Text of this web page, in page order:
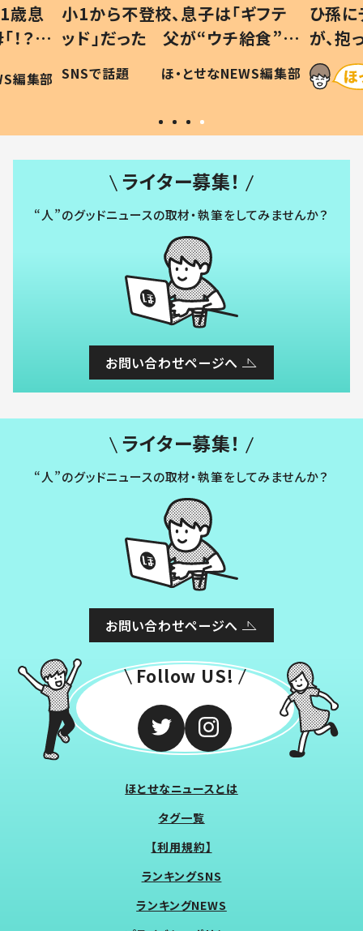
歳息
？」
編集部
小1から不登校、息子は「ギフテ
ッド」だった 父が“ウチ給食”を
作り続ける理由とは #令和の親
#令和の子
SNSで話題 ほ・とせなNEWS編集部
ひ孫
が、
「涙が
い」
ライター募集！
“人”のグッドニュースの取材・執筆をしてみませんか？
お問い合わせページへ
ライター募集！
“人”のグッドニュースの取材・執筆をしてみませんか？
お問い合わせページへ
Follow US!
ほとせなニュースとは
タグ一覧
【利用規約】
ランキングSNS
ランキングNEWS